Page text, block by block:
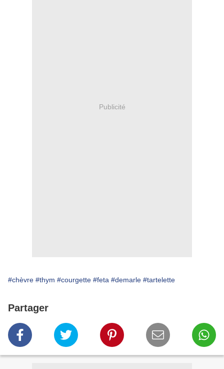
Publicité
#chèvre #thym #courgette #feta #demarle #tartelette
Partager